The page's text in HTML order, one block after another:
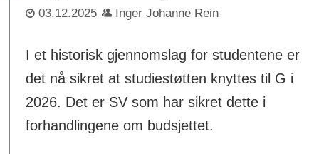
03.12.2025 Inger Johanne Rein
I et historisk gjennomslag for studentene er
det nå sikret at studiestøtten knyttes til G i
2026. Det er SV som har sikret dette i
forhandlingene om budsjettet.